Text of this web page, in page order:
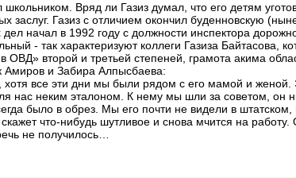
Вряд ли Газиз думал, что его детям
Газиз с отличием окончил буденновскую
начал в 1992 году с должности инспектора
- так характеризуют коллеги Газиза Байтасова,
второй и третьей степеней, грамота акима
Амиров и Забира Алпысбаева:
все эти дни мы были рядом с его мамой и женой.
нас неким эталоном. К нему мы шли за советом, он
было в обрез. Мы его почти не видели в штатском,
что-нибудь шутливое и снова мчится на работу.
не получилось…